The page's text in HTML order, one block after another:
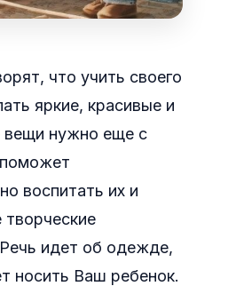
что учить своего
яркие, красивые и
вещи нужно еще с
воспитать их и
творческие
идет об одежде,
носить Ваш ребенок.